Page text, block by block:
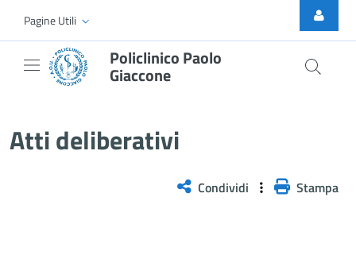
Skip to Main Content
Pagine Utili
Policlinico Paolo
Giaccone
Atti deliberativi
Condividi Stampa